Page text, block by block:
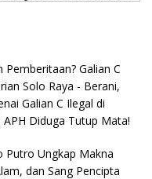
Galian C
Solo Raya - Berani,
Galian C Ilegal di
Diduga Tutup Mata!
Putro Ungkap Makna
dan Sang Pencipta